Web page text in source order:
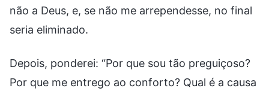
não a Deus, e, se não me arrependesse, no final
seria eliminado.
Depois, ponderei: “Por que sou tão preguiçoso?
Por que me entrego ao conforto? Qual é a causa